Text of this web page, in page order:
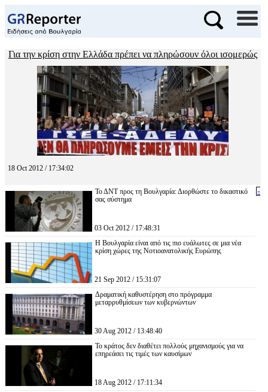
Για την κρίση στην Ελλάδα πρέπει να πληρώσουν όλοι ισομερώς
18 Oct 2012 / 17:34:02
Το ΔΝΤ προς τη Βουλγαρία: Διορθώστε το δικαστικό
σας σύστημα
03 Oct 2012 / 17:48:31
Η Βουλγαρία είναι από τις πιο ευάλωτες σε μια νέα
κρίση χώρες της Νοτιοανατολικής Ευρώπης
21 Sep 2012 / 15:31:07
Δραματική καθυστέρηση στο πρόγραμμα
μεταρρυθμίσεων των κυβερνώντων
30 Aug 2012 / 13:48:40
Το κράτος δεν διαθέτει πολλούς μηχανισμούς για να
επηρεάσει τις τιμές των καυσίμων
18 Aug 2012 / 17:11:34
«